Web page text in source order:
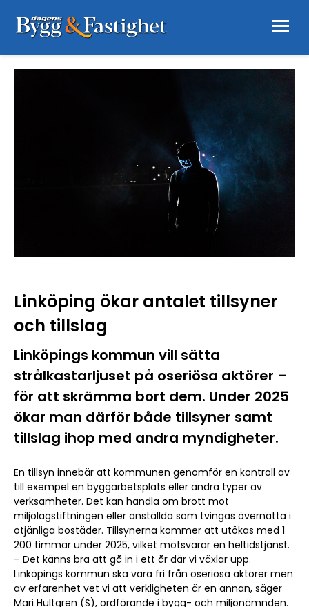
Linköping ökar antalet tillsyner
och tillslag
Linköpings kommun vill sätta
strålkastarljuset på oseriösa aktörer –
för att skrämma bort dem. Under 2025
ökar man därför både tillsyner samt
tillslag ihop med andra myndigheter.
En tillsyn innebär att kommunen genomför en kontroll av
till exempel en byggarbetsplats eller andra typer av
verksamheter. Det kan handla om brott mot
miljölagstiftningen eller anställda som tvingas övernatta i
otjänliga bostäder. Tillsynerna kommer att utökas med 1
200 timmar under 2025, vilket motsvarar en heltidstjänst.
– Det känns bra att gå in i ett år där vi växlar upp.
Linköpings kommun ska vara fri från oseriösa aktörer men
av erfarenhet vet vi att verkligheten är en annan, säger
Mari Hultgren (S), ordförande i bygg- och miljönämnden.